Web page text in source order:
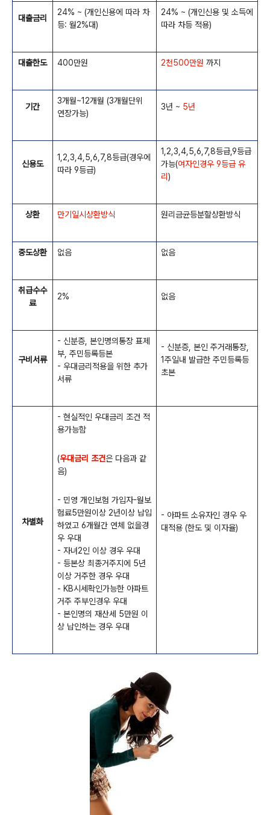
대출금리
24% ~ (개인신용에 따라 차
등: 월2%대)
24% ~ (개인신용 및 소득에
따라 차등 적용)
대출한도 400만원 2천500만원 까지
기간
3개월~12개월 (3개월단위
연장가능)
3년 ~ 5년
신용도
1,2,3,4,5,6,7,8등급(경우에
따라 9등급)
1,2,3,4,5,6,7,8등급,9등급
가능(여자인경우 9등급 유
리)
상환 만기일시상환방식 원리금균등분할상환방식
중도상환 없음 없음
취급수수
료
2% 없음
구비서류
- 신분증, 본인명의통장 표제
부, 주민등록등본
- 우대금리적용을 위한 추가
서류
- 신분증, 본인 주거래통장,
1주일내 발급한 주민등록등
초본
차별화
- 현실적인 우대금리 조건 적
용가능함
(우대금리 조건은 다음과 같
음)
- 민영 개인보험 가입자-월보
험료5만원이상 2년이상 납입
하였고 6개월간 연체 없을경
우 우대
- 자녀2인 이상 경우 우대
- 등본상 최종거주지에 5년
이상 거주한 경우 우대
- KB시세확인가능한 아파트
거주 주부인경우 우대
- 본인명의 재산세 5만원 이
상 납인하는 경우 우대
- 아파트 소유자인 경우 우
대적용 (한도 및 이자율)